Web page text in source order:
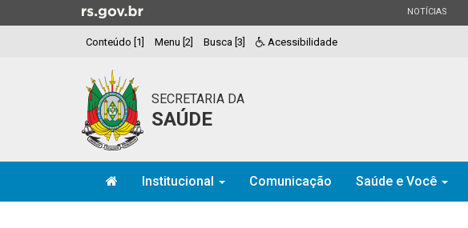
para
Ir
a
ESTADO
NOTÍCIAS
Conteúdo [1] Menu [2] Busca [3] Acessibilidade
SECRETARIA DA
SAÚDE
Institucional Comunicação
Saúde e Você